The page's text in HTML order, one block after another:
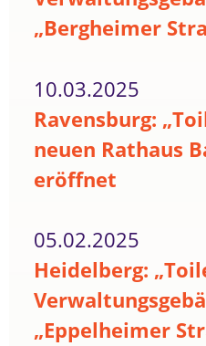
„Bergheimer
10.03.2025
Ravensburg:
neuen Rathaus
eröffnet
05.02.2025
Heidelberg:
„Eppelheimer